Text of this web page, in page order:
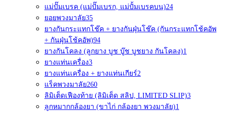
แม่ปั๊มเบรค (แม่ปั๊มเบรก, แม่ปั้มเบรคบน)24
ยอยพวงมาลัย35
ยางกันกระแทกโช๊ค + ยางกันฝุ่นโช๊ค (กันกระแทกโช้คอัพ
+ กันฝุ่นโช้คอัพ)94
ยางกันโคลง (ลูกยาง บูช บู๊ช บูชยาง กันโคลง)1
ยางแท่นเครื่อง3
ยางแท่นเครื่อง + ยางแท่นเกียร์2
แร็คพวงมาลัย260
ลิมิเต็ดเฟืองท้าย (ลิมิเต็ด สลิป, LIMITED SLIP)3
ลูกหมากกล้องยา (ขาไก่ กล้องยา พวงมาลัย)1